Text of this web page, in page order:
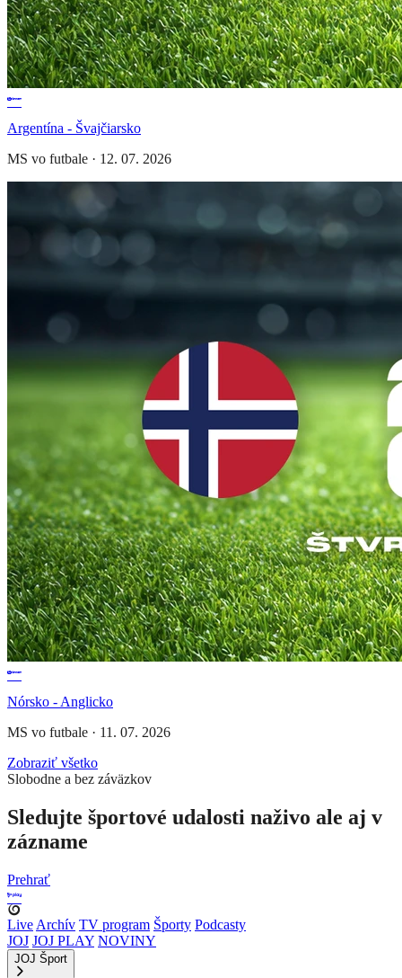
Argentína - Švajčiarsko
MS vo futbale · 12. 07. 2026
Nórsko - Anglicko
MS vo futbale · 11. 07. 2026
Zobraziť všetko
Slobodne a bez záväzkov
Sledujte športové udalosti naživo ale aj v
zázname
Prehrať
Live Archív TV program Športy Podcasty
JOJ JOJ PLAY NOVINY
JOJ Šport